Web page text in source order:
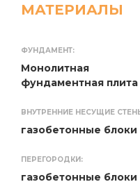
МАТЕРИАЛЫ
ФУНДАМЕНТ:
Монолитная
фундаментная плита
ВНУТРЕННИЕ НЕСУЩИЕ
газобетонные блоки
ПЕРЕГОРОДКИ:
газобетонные блоки